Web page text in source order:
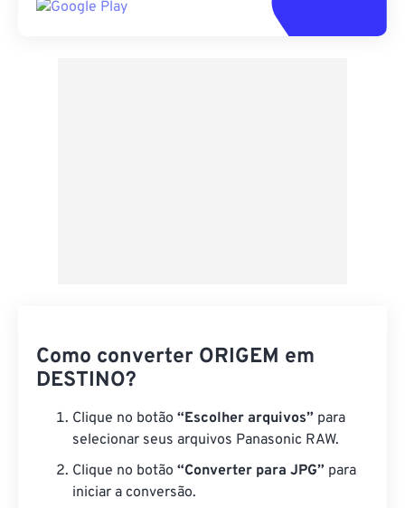
Como converter ORIGEM em
DESTINO?
Clique no botão “Escolher arquivos” para
selecionar seus arquivos Panasonic RAW.
Clique no botão “Converter para JPG” para
iniciar a conversão.